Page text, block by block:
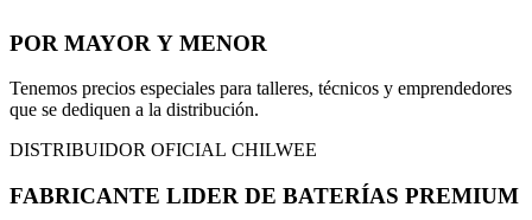
POR MAYOR Y MENOR
Tenemos precios especiales para talleres, técnicos y emprendedores
que se dediquen a la distribución.
DISTRIBUIDOR OFICIAL CHILWEE
FABRICANTE LIDER DE BATERÍAS PREMIUM